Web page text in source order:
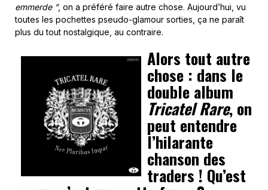
emmerde ”, on a préféré faire autre chose. Aujourd’hui, vu
toutes les pochettes pseudo-glamour sorties, ça ne paraît
plus du tout nostalgique, au contraire.
Alors tout autre
chose : dans le
double album
Tricatel Rare, on
peut entendre
l’hilarante
chanson des
traders ! Qu’est